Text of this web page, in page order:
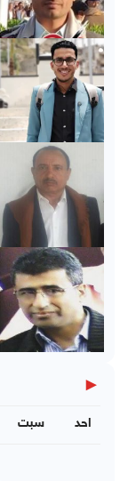
◀
سبت احد